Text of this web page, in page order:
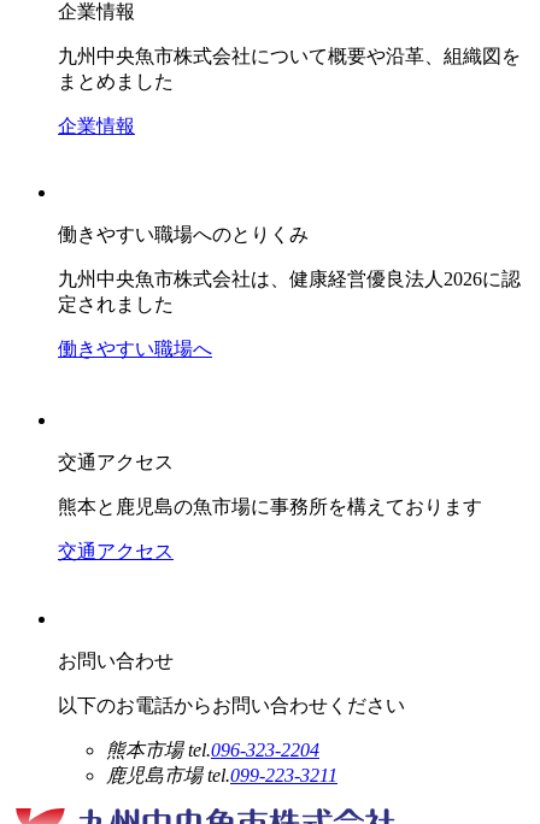
企業情報
九州中央魚市株式会社について概要や沿革、組織図を
まとめました
企業情報
働きやすい職場へのとりくみ
九州中央魚市株式会社は、健康経営優良法人2026に認
定されました
働きやすい職場へ
交通アクセス
熊本と鹿児島の魚市場に事務所を構えております
交通アクセス
お問い合わせ
以下のお電話からお問い合わせください
熊本市場 tel.096-323-2204
鹿児島市場 tel.099-223-3211